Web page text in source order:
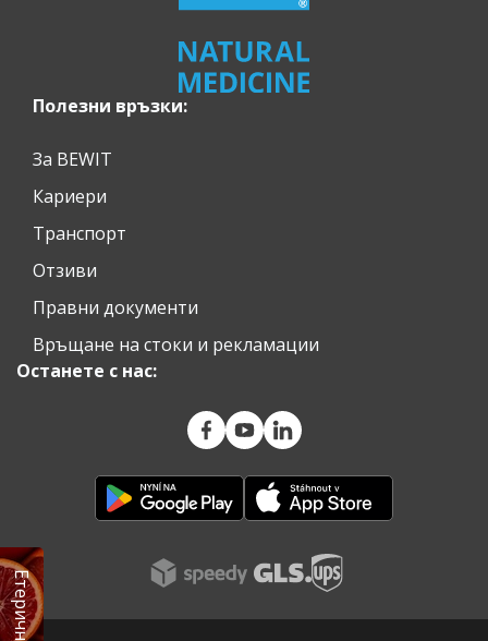
Полезни връзки:
За BEWIT
Кариери
Транспорт
Отзиви
Правни документи
Връщане на стоки и рекламации
Останете с нас: